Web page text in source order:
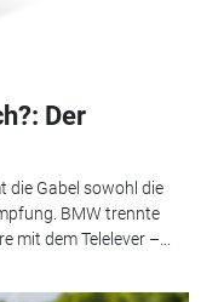
Der
die Gabel sowohl die
BMW trennte
dem Telelever –...